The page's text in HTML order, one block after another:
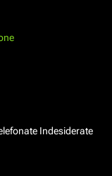
Indesiderate